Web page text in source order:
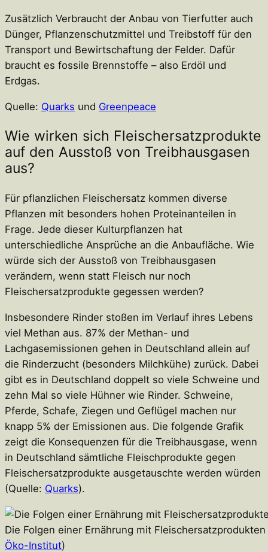
Zusätzlich Verbraucht der Anbau von Tierfutter auch
Dünger, Pflanzenschutzmittel und Treibstoff für den
Transport und Bewirtschaftung der Felder. Dafür
braucht es fossile Brennstoffe – also Erdöl und
Erdgas.
Quelle: Quarks und Greenpeace
Wie wirken sich Fleischersatzprodukte
auf den Ausstoß von Treibhausgasen
aus?
Für pflanzlichen Fleischersatz kommen diverse
Pflanzen mit besonders hohen Proteinanteilen in
Frage. Jede dieser Kulturpflanzen hat
unterschiedliche Ansprüche an die Anbaufläche. Wie
würde sich der Ausstoß von Treibhausgasen
verändern, wenn statt Fleisch nur noch
Fleischersatzprodukte gegessen werden?
Insbesondere Rinder stoßen im Verlauf ihres Lebens
viel Methan aus. 87% der Methan- und
Lachgasemissionen gehen in Deutschland allein auf
die Rinderzucht (besonders Milchkühe) zurück. Dabei
gibt es in Deutschland doppelt so viele Schweine und
zehn Mal so viele Hühner wie Rinder. Schweine,
Pferde, Schafe, Ziegen und Geflügel machen nur
knapp 5% der Emissionen aus. Die folgende Grafik
zeigt die Konsequenzen für die Treibhausgase, wenn
in Deutschland sämtliche Fleischprodukte gegen
Fleischersatzprodukte ausgetauschte werden würden
(Quelle: Quarks).
Die Folgen einer Ernährung mit
Öko-Institut)